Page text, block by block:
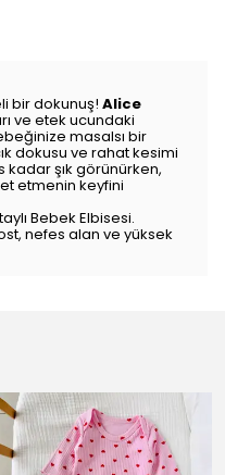
bir dokunuş! Alice
ve etek ucundaki
masalsı bir
dokusu ve rahat kesimi
şık görünürken,
etmenin keyfini
Bebek Elbisesi.
nefes alan ve yüksek